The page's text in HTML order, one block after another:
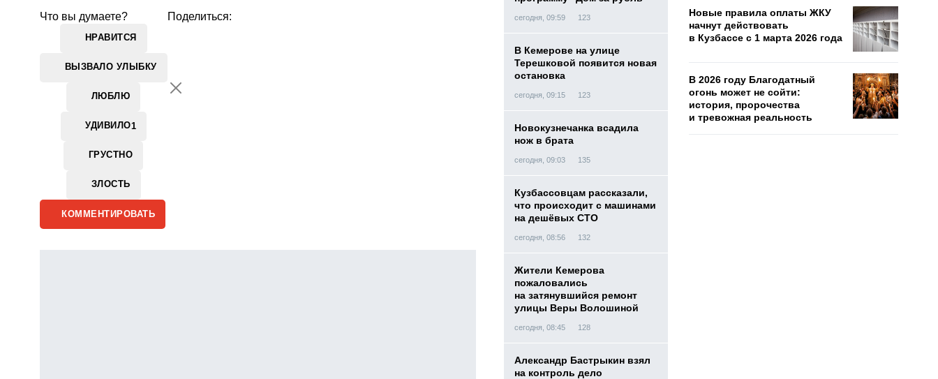
Что вы думаете?
НРАВИТСЯ
ВЫЗВАЛО УЛЫБКУ
ЛЮБЛЮ
УДИВИЛО1
ГРУСТНО
ЗЛОСТЬ
Поделиться:
КОММЕНТИРОВАТЬ
сегодня, 09:59 123
В Кемерове на улице
Терешковой появится новая
остановка
сегодня, 09:15 123
Новокузнечанка всадила
нож в брата
сегодня, 09:03 135
Кузбассовцам рассказали,
что происходит с машинами
на дешёвых СТО
сегодня, 08:56 132
Жители Кемерова
пожаловались
на затянувшийся ремонт
улицы Веры Волошиной
сегодня, 08:45 128
Александр Бастрыкин взял
на контроль дело
Новые правила оплаты ЖКУ
начнут действовать
в Кузбассе с 1 марта 2026 года
В 2026 году Благодатный
огонь может не сойти:
история, пророчества
и тревожная реальность